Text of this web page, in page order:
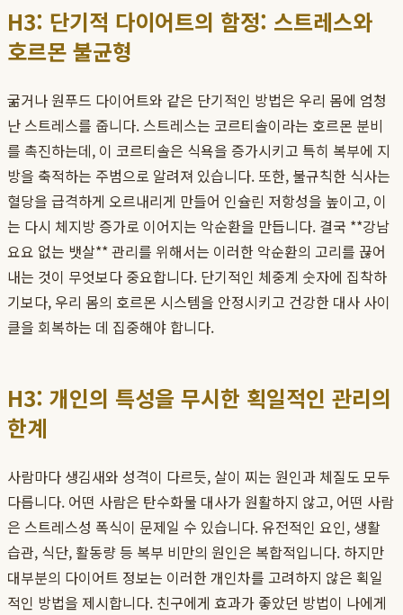
H3: 단기적 다이어트의 함정: 스트레스와
호르몬 불균형
굶거나 원푸드 다이어트와 같은 단기적인 방법은 우리 몸에 엄청
난 스트레스를 줍니다. 스트레스는 코르티솔이라는 호르몬 분비
를 촉진하는데, 이 코르티솔은 식욕을 증가시키고 특히 복부에 지
방을 축적하는 주범으로 알려져 있습니다. 또한, 불규칙한 식사는
혈당을 급격하게 오르내리게 만들어 인슐린 저항성을 높이고, 이
는 다시 체지방 증가로 이어지는 악순환을 만듭니다. 결국 **강남
요요 없는 뱃살** 관리를 위해서는 이러한 악순환의 고리를 끊어
내는 것이 무엇보다 중요합니다. 단기적인 체중계 숫자에 집착하
기보다, 우리 몸의 호르몬 시스템을 안정시키고 건강한 대사 사이
클을 회복하는 데 집중해야 합니다.
H3: 개인의 특성을 무시한 획일적인 관리의
한계
사람마다 생김새와 성격이 다르듯, 살이 찌는 원인과 체질도 모두
다릅니다. 어떤 사람은 탄수화물 대사가 원활하지 않고, 어떤 사람
은 스트레스성 폭식이 문제일 수 있습니다. 유전적인 요인, 생활
습관, 식단, 활동량 등 복부 비만의 원인은 복합적입니다. 하지만
대부분의 다이어트 정보는 이러한 개인차를 고려하지 않은 획일
적인 방법을 제시합니다. 친구에게 효과가 좋았던 방법이 나에게